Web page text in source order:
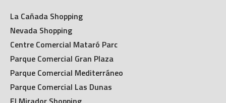
La Cañada Shopping
Nevada Shopping
Centre Comercial Mataró Parc
Parque Comercial Gran Plaza
Parque Comercial Mediterráneo
Parque Comercial Las Dunas